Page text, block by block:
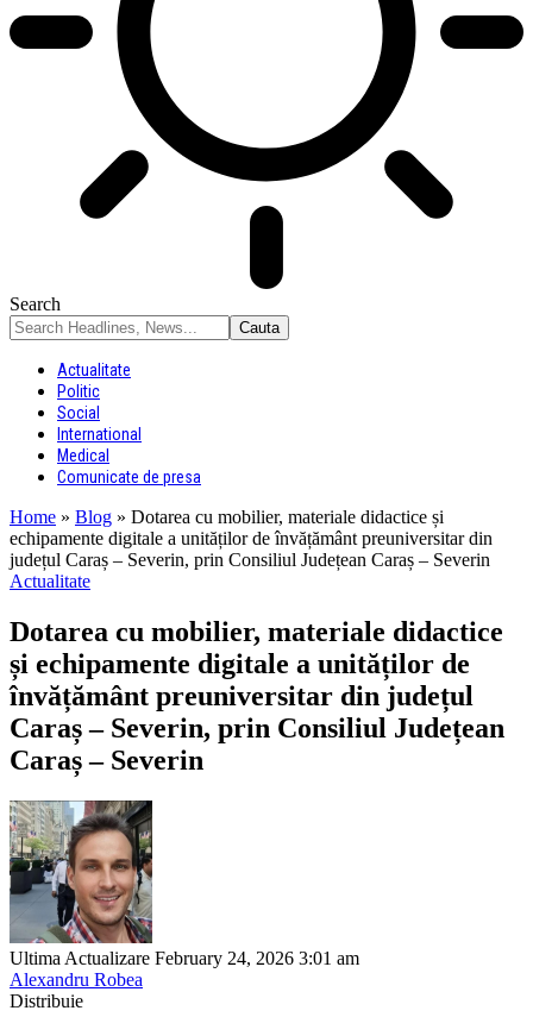
Search
Actualitate
Politic
Social
International
Medical
Comunicate de presa
Home » Blog » Dotarea cu mobilier, materiale didactice și
echipamente digitale a unităților de învățământ preuniversitar din
județul Caraș – Severin, prin Consiliul Județean Caraș – Severin
Actualitate
Dotarea cu mobilier, materiale didactice
și echipamente digitale a unităților de
învățământ preuniversitar din județul
Caraș – Severin, prin Consiliul Județean
Caraș – Severin
Ultima Actualizare February 24, 2026 3:01 am
Alexandru Robea
Distribuie